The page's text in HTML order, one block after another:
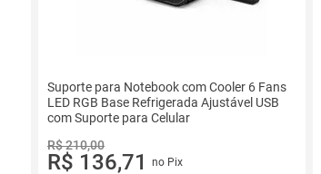
Suporte para Notebook com Cooler 6 Fans
LED RGB Base Refrigerada Ajustável USB
com Suporte para Celular
R$ 210,00
R$ 136,71
no Pix